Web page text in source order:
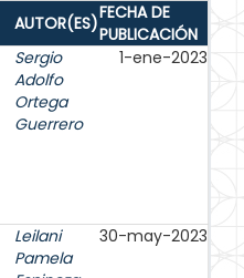
AUTOR(ES)FECHA DE
PUBLICACIÓN
Sergio
Adolfo
Ortega
Guerrero
1-ene-2023
Leilani
Pamela
30-may-2023